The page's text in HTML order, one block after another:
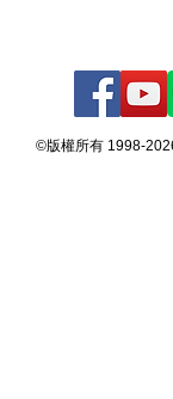
©版權所有 1998-